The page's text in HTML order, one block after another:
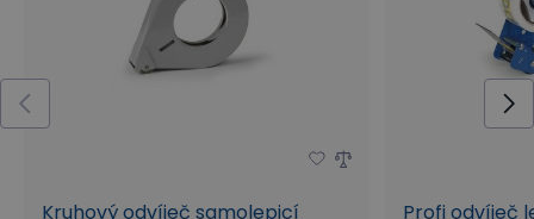
Kruhový odvíječ samolepicí
Profi odvíječ